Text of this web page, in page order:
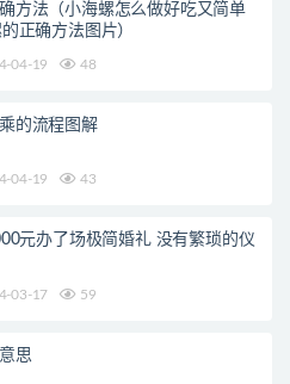
方法（小海螺怎么做好吃又简单
正确方法图片）
04-19 48
的流程图解
04-19 43
元办了场极简婚礼 没有繁琐的仪
03-17 59
思